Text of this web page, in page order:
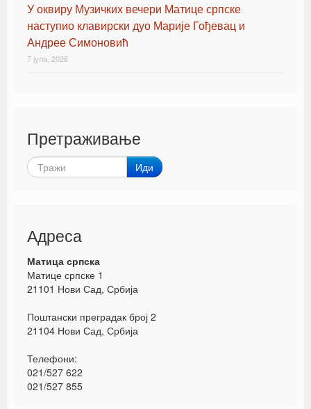
У оквиру Музичких вечери Матице српске
наступио клавирски дуо Марије Гођевац и
Андрее Симоновић
7 јула, 2026
Претраживање
Иди
Адреса
Матица српска
Матице српске 1
21101 Нови Сад, Србија
Поштански преградак број 2
21104 Нови Сад, Србија
Телефони:
021/527 622
021/527 855